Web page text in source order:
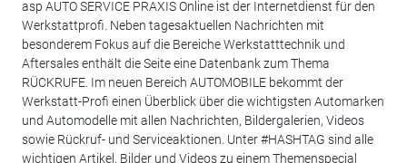
asp AUTO SERVICE PRAXIS Online ist der Internetdienst für den
Werkstattprofi. Neben tagesaktuellen Nachrichten mit
besonderem Fokus auf die Bereiche Werkstatttechnik und
Aftersales enthält die Seite eine Datenbank zum Thema
RÜCKRUFE. Im neuen Bereich AUTOMOBILE bekommt der
Werkstatt-Profi einen Überblick über die wichtigsten Automarken
und Automodelle mit allen Nachrichten, Bildergalerien, Videos
sowie Rückruf- und Serviceaktionen. Unter #HASHTAG sind alle
wichtigen Artikel, Bilder und Videos zu einem Themenspecial